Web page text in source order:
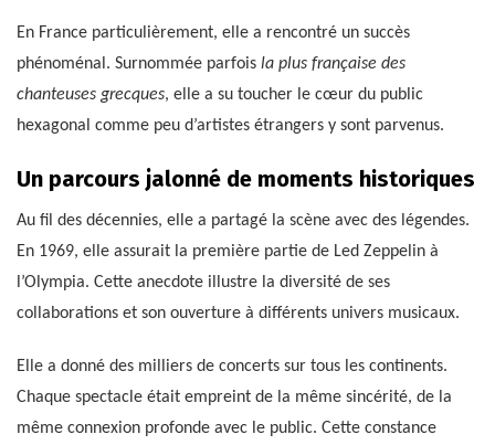
En France particulièrement, elle a rencontré un succès
phénoménal. Surnommée parfois la plus française des
chanteuses grecques, elle a su toucher le cœur du public
hexagonal comme peu d’artistes étrangers y sont parvenus.
Un parcours jalonné de moments historiques
Au fil des décennies, elle a partagé la scène avec des légendes.
En 1969, elle assurait la première partie de Led Zeppelin à
l’Olympia. Cette anecdote illustre la diversité de ses
collaborations et son ouverture à différents univers musicaux.
Elle a donné des milliers de concerts sur tous les continents.
Chaque spectacle était empreint de la même sincérité, de la
même connexion profonde avec le public. Cette constance